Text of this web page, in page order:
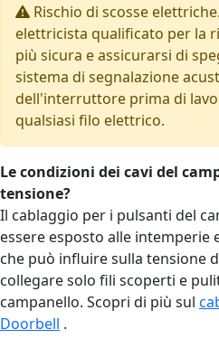
Rischio di scosse
elettricista qualificato per la
più sicura e assicurarsi di
sistema di segnalazione
dell'interruttore prima di
qualsiasi filo elettrico.
Le condizioni dei cavi del
tensione?
Il cablaggio per i pulsanti del
essere esposto alle intemperie
che può influire sulla tensione
collegare solo fili scoperti e
campanello. Scopri di più sul
Doorbell .